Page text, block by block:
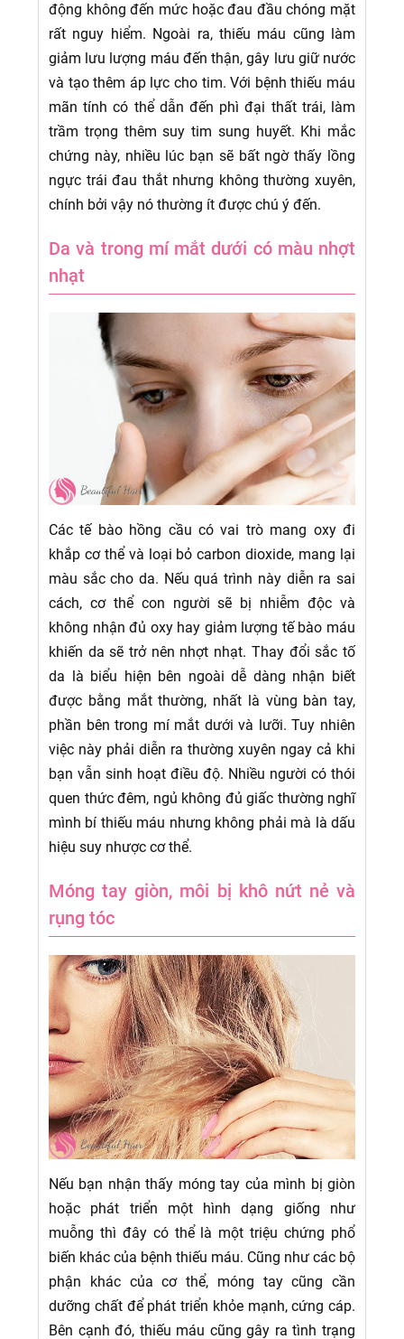
động không đến mức hoặc đau đầu chóng mặt
rất nguy hiểm. Ngoài ra, thiếu máu cũng làm
giảm lưu lượng máu đến thận, gây lưu giữ nước
và tạo thêm áp lực cho tim. Với bệnh thiếu máu
mãn tính có thể dẫn đến phì đại thất trái, làm
trầm trọng thêm suy tim sung huyết. Khi mắc
chứng này, nhiều lúc bạn sẽ bất ngờ thấy lồng
ngực trái đau thắt nhưng không thường xuyên,
chính bởi vậy nó thường ít được chú ý đến.
Da và trong mí mắt dưới có màu nhợt
nhạt
Các tế bào hồng cầu có vai trò mang oxy đi
khắp cơ thể và loại bỏ carbon dioxide, mang lại
màu sắc cho da. Nếu quá trình này diễn ra sai
cách, cơ thể con người sẽ bị nhiễm độc và
không nhận đủ oxy hay giảm lượng tế bào máu
khiến da sẽ trở nên nhợt nhạt. Thay đổi sắc tố
da là biểu hiện bên ngoài dễ dàng nhận biết
được bằng mắt thường, nhất là vùng bàn tay,
phần bên trong mí mắt dưới và lưỡi. Tuy nhiên
việc này phải diễn ra thường xuyên ngay cả khi
bạn vẫn sinh hoạt điều độ. Nhiều người có thói
quen thức đêm, ngủ không đủ giấc thường nghĩ
mình bí thiếu máu nhưng không phải mà là dấu
hiệu suy nhược cơ thể.
Móng tay giòn, môi bị khô nứt nẻ và
rụng tóc
Nếu bạn nhận thấy móng tay của mình bị giòn
hoặc phát triển một hình dạng giống như
muỗng thì đây có thể là một triệu chứng phổ
biến khác của bệnh thiếu máu. Cũng như các bộ
phận khác của cơ thể, móng tay cũng cần
dưỡng chất để phát triển khỏe mạnh, cứng cáp.
Bên cạnh đó, thiếu máu cũng gây ra tình trạng